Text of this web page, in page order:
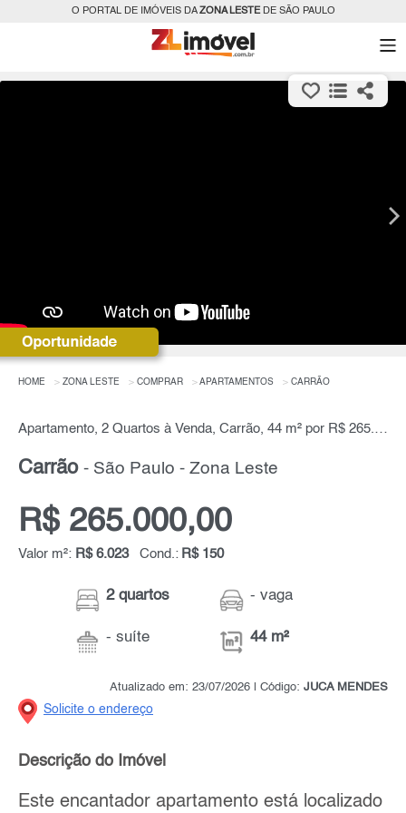
O PORTAL DE IMÓVEIS DAZONA LESTEDE SÃO PAULO
HOME ZONA LESTE COMPRAR APARTAMENTOS CARRÃO
Apartamento, 2 Quartos à Venda, Carrão, 44 m² por R$ 265.000,00
Carrão - São Paulo - Zona Leste
R$ 265.000,00
Valor m²: R$ 6.023 Cond.: R$ 150
2 quartos
- suíte
- vaga
44 m²
Atualizado em: 23/07/2026 | Código: JUCA MENDES
Solicite o endereço
Descrição do Imóvel
Este encantador apartamento está localizado